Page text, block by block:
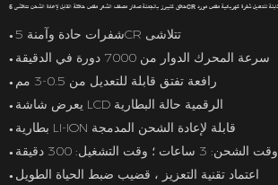
● شفرات حادة وآمنة 5CR تتلاشى
● سرعة المحرك الدوار من 7000 دورة في الدقيقة
● رافعة تفتق قابلة للتعديل من 0.5-3 مم
● يعرض شاشة LCD الرقمية حالة البطارية
● بطارية LI-ION قابلة لإعادة الشحن المدمجة
● وقت الشحن: 3 ساعات ؛ وقت التشغيل: 300 دقيقة
● اعتماد تقنية التعزيز ، قضيب ضبط الحياة الطويل